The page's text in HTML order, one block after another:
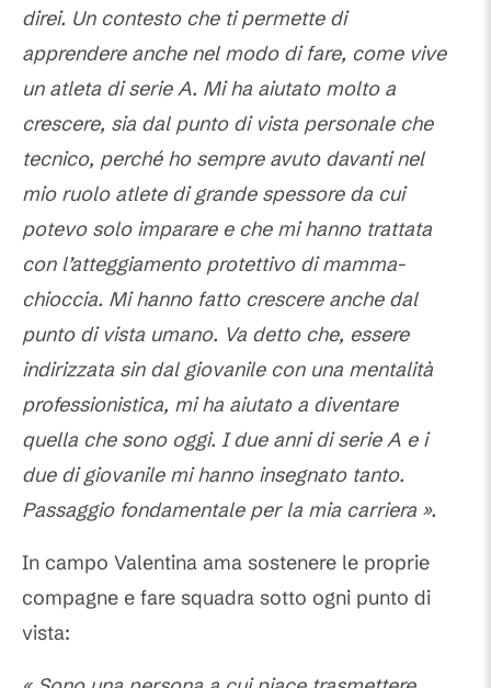
direi. Un contesto che ti permette di
apprendere anche nel modo di fare, come vive
un atleta di serie A. Mi ha aiutato molto a
crescere, sia dal punto di vista personale che
tecnico, perché ho sempre avuto davanti nel
mio ruolo atlete di grande spessore da cui
potevo solo imparare e che mi hanno trattata
con l’atteggiamento protettivo di mamma-
chioccia. Mi hanno fatto crescere anche dal
punto di vista umano. Va detto che, essere
indirizzata sin dal giovanile con una mentalità
professionistica, mi ha aiutato a diventare
quella che sono oggi. I due anni di serie A e i
due di giovanile mi hanno insegnato tanto.
Passaggio fondamentale per la mia carriera ».
In campo Valentina ama sostenere le proprie
compagne e fare squadra sotto ogni punto di
vista: